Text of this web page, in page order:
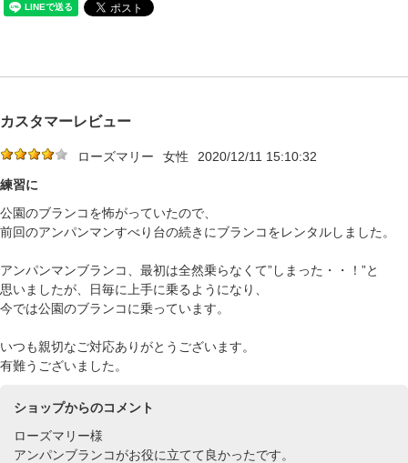
カスタマーレビュー
ローズマリー 女性
2020/12/11 15:10:32
練習に
公園のブランコを怖がっていたので、
前回のアンパンマンすべり台の続きにブランコをレンタルしました。
アンパンマンブランコ、最初は全然乗らなくて”しまった・・！”と
思いましたが、日毎に上手に乗るようになり、
今では公園のブランコに乗っています。
いつも親切なご対応ありがとうございます。
有難うございました。
ショップからのコメント
ローズマリー様
アンパンブランコがお役に立てて良かったです。